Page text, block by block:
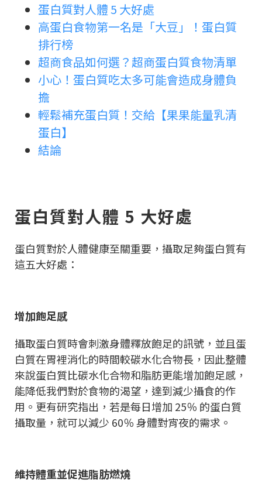
蛋白質對人體 5 大好處
高蛋白食物第一名是「大豆」！蛋白質
排行榜
超商食品如何選？超商蛋白質食物清單
小心！蛋白質吃太多可能會造成身體負
擔
輕鬆補充蛋白質！交給【果果能量乳清
蛋白】
結論
蛋白質對人體 5 大好處
蛋白質對於人體健康至關重要，攝取足夠蛋白質有
這五大好處：
增加飽足感
攝取蛋白質時會刺激身體釋放飽足的訊號，並且蛋
白質在胃裡消化的時間較碳水化合物長，因此整體
來說蛋白質比碳水化合物和脂肪更能增加飽足感，
能降低我們對於食物的渴望，達到減少攝食的作
用。更有研究指出，若是每日增加 25％ 的蛋白質
攝取量，就可以減少 60％ 身體對宵夜的需求。
維持體重並促進脂肪燃燒